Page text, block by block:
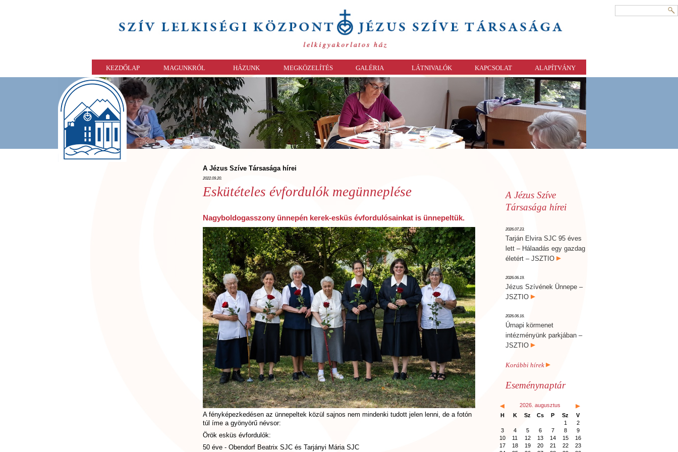
KEZDŐLAP MAGUNKRÓL HÁZUNK MEGKÖZELÍTÉS GALÉRIA LÁTNIVALÓK KAPCSOLAT ALAPÍTVÁNY
A Jézus Szíve Társasága hírei
2022.09.20.
Eskütételes évfordulók megünneplése
Nagyboldogasszony ünnepén kerek-esküs évfordulósainkat is ünnepeltük.
A fényképezkedésen az ünnepeltek közül sajnos nem mindenki tudott jelen lenni, de a fotón
túl íme a gyönyörű névsor:
Örök esküs évfordulók:
50 éve - Obendorf Beatrix SJC és Tarjányi Mária SJC
A Jézus Szíve
Társasága hírei
2026.07.23.
Tarján Elvira SJC 95 éves
lett – Hálaadás egy gazdag
életért – JSZTIO
2026.06.19.
Jézus Szívének Ünnepe –
JSZTIO
2026.06.16.
Úrnapi körmenet
intézményünk parkjában –
JSZTIO
Korábbi hírek
Eseménynaptár
2026. augusztus
H
K Sz Cs P Sz
V
1
2
3
4 5 6 7 8
9
10
11 12 13 14 15
16
17
18 19 20 21 22
23